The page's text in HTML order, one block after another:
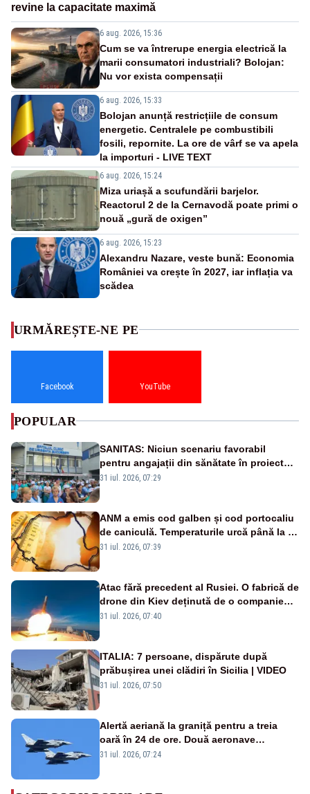
revine la capacitate maximă
6 aug. 2026, 15:36
Cum se va întrerupe energia electrică la
marii consumatori industriali? Bolojan:
Nu vor exista compensații
6 aug. 2026, 15:33
Bolojan anunță restricțiile de consum
energetic. Centralele pe combustibili
fosili, repornite. La ore de vârf se va apela
la importuri - LIVE TEXT
6 aug. 2026, 15:24
Miza uriașă a scufundării barjelor.
Reactorul 2 de la Cernavodă poate primi o
nouă „gură de oxigen”
6 aug. 2026, 15:23
Alexandru Nazare, veste bună: Economia
României va crește în 2027, iar inflația va
scădea
URMĂREȘTE-NE PE
Facebook YouTube
POPULAR
SANITAS: Niciun scenariu favorabil
pentru angajații din sănătate în proiectul
Legii salarizării
31 iul. 2026, 07:29
ANM a emis cod galben și cod portocaliu
de caniculă. Temperaturile urcă până la 38
de grade, iar nopțile devin tropicale
31 iul. 2026, 07:39
Atac fără precedent al Rusiei. O fabrică de
drone din Kiev deținută de o companie
americană, distrusă de o rachetă
31 iul. 2026, 07:40
ITALIA: 7 persoane, dispărute după
prăbușirea unei clădiri în Sicilia | VIDEO
31 iul. 2026, 07:50
Alertă aeriană la graniță pentru a treia
oară în 24 de ore. Două aeronave
Eurofighter britanice au fost ridicate de la
31 iul. 2026, 07:24